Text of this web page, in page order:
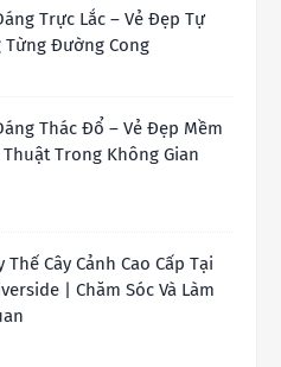
Trực Lắc – Vẻ Đẹp Tự
Từng Đường Cong
Thác Đổ – Vẻ Đẹp Mềm
Thuật Trong Không Gian
Thế Cây Cảnh Cao Cấp Tại
| Chăm Sóc Và Làm